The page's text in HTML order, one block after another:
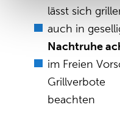
lässt sich
auch in
Nachtruhe
im Freien
Grillverbote
beachten